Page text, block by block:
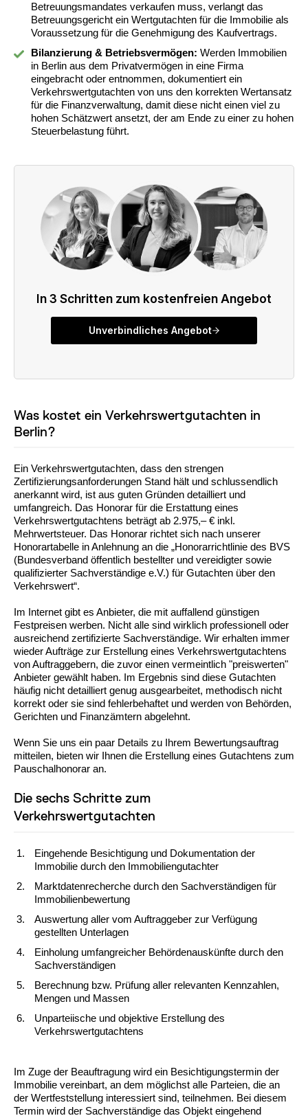
Betreuungsmandates verkaufen muss, verlangt das
Betreuungsgericht ein Wertgutachten für die Immobilie als
Voraussetzung für die Genehmigung des Kaufvertrags.
Bilanzierung & Betriebsvermögen: Werden Immobilien
in Berlin aus dem Privatvermögen in eine Firma
eingebracht oder entnommen, dokumentiert ein
Verkehrswertgutachten von uns den korrekten Wertansatz
für die Finanzverwaltung, damit diese nicht einen viel zu
hohen Schätzwert ansetzt, der am Ende zu einer zu hohen
Steuerbelastung führt.
Was kostet ein Verkehrswertgutachten in
Berlin?
Ein Verkehrswertgutachten, dass den strengen
Zertifizierungsanforderungen Stand hält und schlussendlich
anerkannt wird, ist aus guten Gründen detailliert und
umfangreich. Das Honorar für die Erstattung eines
Verkehrswertgutachtens beträgt ab 2.975,– € inkl.
Mehrwertsteuer. Das Honorar richtet sich nach unserer
Honorartabelle in Anlehnung an die „Honorarrichtlinie des BVS
(Bundesverband öffentlich bestellter und vereidigter sowie
qualifizierter Sachverständige e.V.) für Gutachten über den
Verkehrswert“.
Im Internet gibt es Anbieter, die mit auffallend günstigen
Festpreisen werben. Nicht alle sind wirklich professionell oder
ausreichend zertifizierte Sachverständige. Wir erhalten immer
wieder Aufträge zur Erstellung eines Verkehrswertgutachtens
von Auftraggebern, die zuvor einen vermeintlich "preiswerten"
Anbieter gewählt haben. Im Ergebnis sind diese Gutachten
häufig nicht detailliert genug ausgearbeitet, methodisch nicht
korrekt oder sie sind fehlerbehaftet und werden von Behörden,
Gerichten und Finanzämtern abgelehnt.
Wenn Sie uns ein paar Details zu Ihrem Bewertungsauftrag
mitteilen, bieten wir Ihnen die Erstellung eines Gutachtens zum
Pauschalhonorar an.
Die sechs Schritte zum
Verkehrswertgutachten
Eingehende Besichtigung und Dokumentation der
Immobilie durch den Immobiliengutachter
Marktdatenrecherche durch den Sachverständigen für
Immobilienbewertung
Auswertung aller vom Auftraggeber zur Verfügung
gestellten Unterlagen
Einholung umfangreicher Behördenauskünfte durch den
Sachverständigen
Berechnung bzw. Prüfung aller relevanten Kennzahlen,
Mengen und Massen
Unparteiische und objektive Erstellung des
Verkehrswertgutachtens
Im Zuge der Beauftragung wird ein Besichtigungstermin der
Immobilie vereinbart, an dem möglichst alle Parteien, die an
der Wertfeststellung interessiert sind, teilnehmen. Bei diesem
Termin wird der Sachverständige das Objekt eingehend